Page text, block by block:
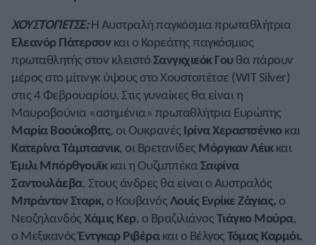
ΧΟΥΣΤΟΠΕΤΣΕ: Η Αυστραλή παγκόσμια πρωταθλήτρια
Ελεανόρ Πάτερσονκαι ο Κορεάτης παγκόσμιος
πρωταθλητής στον κλειστόΣανγκχιεόκ Γουθα πάρουν
μέρος στο μίτινγκ ύψους στο Χουστοπέτσε (WIT Silver)
στις 4 Φεβρουαρίου. Στις γυναίκες θα είναι η
Μαυροβούνια «ασημένια» πρωταθλήτρια Ευρώπης
Μαρία Βοούκοβιτς, οι Ουκρανές Ιρίνα Χεραστσένκοκαι
Κατερίνα Τάμπασνικ, οι Βρετανίδες Μόργκαν Λέικκαι
Έμιλι Μπόρθγουϊκκαι η ΟυζμππέκαΣαφίνα
Σαντουλάεβα. Στους άνδρες θα είναι ο Αυστραλός
Μπράντον Σταρκ, ο ΚουβανόςΛουίς Ενρίκε Ζάγιας, ο
ΝεοζηλανδόςΧάμις Κερ, ο ΒραζιλιάνοςΤιάγκο Μούρα,
ο ΜεξικανόςΈντγκαρ Ριβέρακαι ο ΒέλγοςΤόμας Καρμόι.